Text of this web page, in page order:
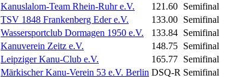
Kanuslalom-Team Rhein-Ruhr e.V. 121.60 Semifinal
TSV 1848 Frankenberg Eder e.V. 133.00 Semifinal
Wassersportclub Dormagen 1950 e.V. 133.84 Semifinal
Kanuverein Zeitz e.V. 148.75 Semifinal
Leipziger Kanu-Club e.V. 165.77 Semifinal
Märkischer Kanu-Verein 53 e.V. Berlin DSQ-R Semifinal